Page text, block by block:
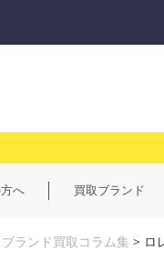
へ 買取ブランド
ブランド買取コラム集 > ロ